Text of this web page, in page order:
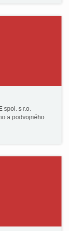
spol. s r.o.
a podvojného